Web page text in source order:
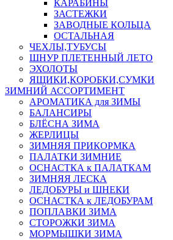
КАРАБИНЫ
ЗАСТЕЖКИ
ЗАВОДНЫЕ КОЛЬЦА
ОСТАЛЬНАЯ
ЧЕХЛЫ,ТУБУСЫ
ШНУР ПЛЕТЕННЫЙ ЛЕТО
ЭХОЛОТЫ
ЯЩИКИ,КОРОБКИ,СУМКИ
ЗИМНИЙ АССОРТИМЕНТ
АРОМАТИКА для ЗИМЫ
БАЛАНСИРЫ
БЛЁСНА ЗИМА
ЖЕРЛИЦЫ
ЗИМНЯЯ ПРИКОРМКА
ПАЛАТКИ ЗИМНИЕ
ОСНАСТКА к ПАЛАТКАМ
ЗИМНЯЯ ЛЕСКА
ЛЕДОБУРЫ и ШНЕКИ
ОСНАСТКА к ЛЕДОБУРАМ
ПОПЛАВКИ ЗИМА
СТОРОЖКИ ЗИМА
МОРМЫШКИ ЗИМА